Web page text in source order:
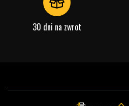
30 dni na zwrot